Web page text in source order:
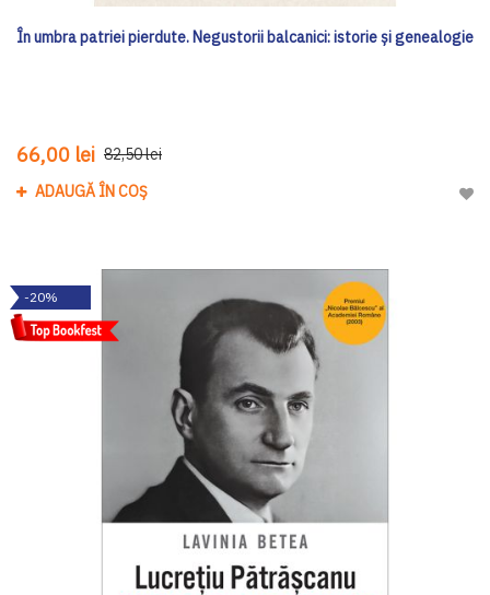
În umbra patriei pierdute. Negustorii balcanici: istorie și genealogie
66,00 lei 82,50 lei
ADAUGĂ ÎN COȘ
-20%